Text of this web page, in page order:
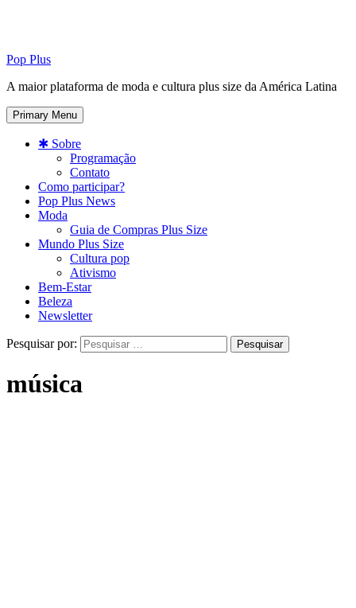
Pop Plus
A maior plataforma de moda e cultura plus size da América Latina
Primary Menu
✱ Sobre
Programação
Contato
Como participar?
Pop Plus News
Moda
Guia de Compras Plus Size
Mundo Plus Size
Cultura pop
Ativismo
Bem-Estar
Beleza
Newsletter
Pesquisar por:
música